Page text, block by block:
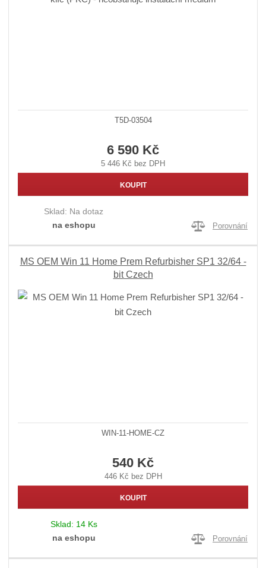
T5D-03504
6 590 Kč
5 446 Kč bez DPH
KOUPIT
Sklad: Na dotaz
na eshopu
Porovnání
MS OEM Win 11 Home Prem Refurbisher SP1 32/64 -
bit Czech
WIN-11-HOME-CZ
540 Kč
446 Kč bez DPH
KOUPIT
Sklad: 14 Ks
na eshopu
Porovnání